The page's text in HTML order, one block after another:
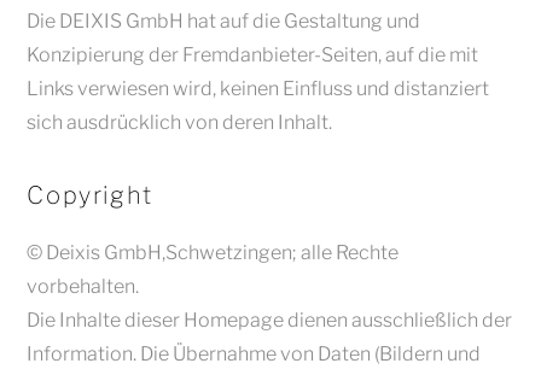
Die DEIXIS GmbH hat auf die Gestaltung und
Konzipierung der Fremdanbieter-Seiten, auf die mit
Links verwiesen wird, keinen Einfluss und distanziert
sich ausdrücklich von deren Inhalt.
Copyright
© Deixis GmbH,Schwetzingen; alle Rechte
vorbehalten.
Die Inhalte dieser Homepage dienen ausschließlich der
Information. Die Übernahme von Daten (Bildern und